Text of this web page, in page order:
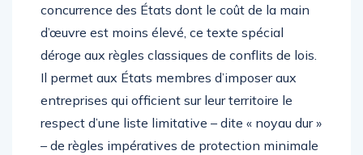
concurrence des États dont le coût de la main
d’œuvre est moins élevé, ce texte spécial
déroge aux règles classiques de conflits de lois.
Il permet aux États membres d’imposer aux
entreprises qui officient sur leur territoire le
respect d’une liste limitative – dite « noyau dur »
– de règles impératives de protection minimale